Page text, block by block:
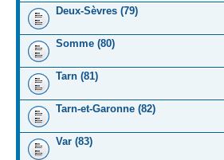
Deux-Sèvres (79)
Somme (80)
Tarn (81)
Tarn-et-Garonne (82)
Var (83)